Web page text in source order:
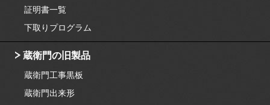
証明書一覧
下取りプログラム
蔵衛門の旧製品
蔵衛門工事黒板
蔵衛門出来形